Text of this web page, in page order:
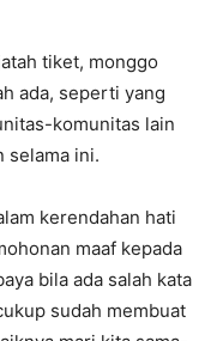
tiket, monggo
ada, seperti yang
komunitas lain
selama ini.
kerendahan hati
maaf kepada
bila ada salah kata
sudah membuat